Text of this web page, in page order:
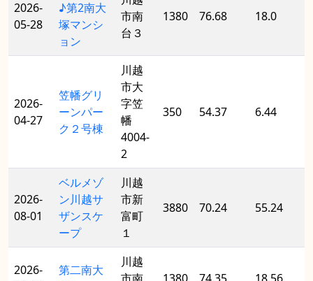
2026-
05-28
♪第2南大
塚マンシ
ョン
市南
台３
1380 76.68 18.0
2026-
04-27
笠幡グリ
ーンパー
ク２号棟
川越
市大
字笠
幡
4004-
2
350 54.37 6.44
2026-
08-01
ベルメゾ
ン川越サ
ザンスケ
ープ
川越
市新
富町
１
3880 70.24 55.24
2026-
第二南大
川越